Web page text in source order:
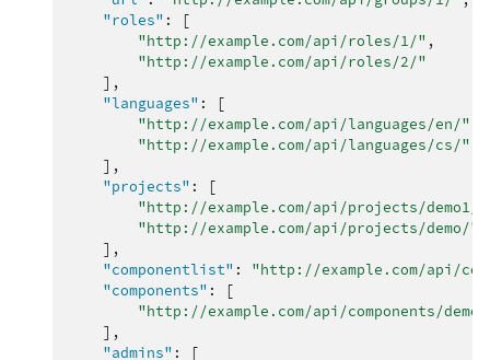
"roles" :
[
"http://example.com/api/roles/1/" ,
"http://example.com/api/roles/2/"
],
"languages" :
[
"http://example.com/api/languages/en/"
"http://example.com/api/languages/cs/"
],
"projects" :
[
"http://example.com/api/projects/demo1/"
"http://example.com/api/projects/demo/"
],
"componentlist" :
"http://example.com/api/
"components" :
[
"http://example.com/api/components/
],
"admins" : [